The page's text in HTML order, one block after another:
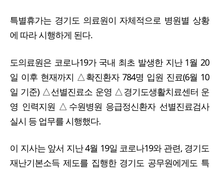
특별휴가는 경기도 의료원이 자체적으로 병원별 상황
에 따라 시행하게 된다.
도의료원은 코로나19가 국내 최초 발생한 지난 1월 20
일 이후 현재까지 △확진환자 784명 입원 진료(6월 10
일 기준) △선별진료소 운영 △경기도생활치료센터 운
영 인력지원 △수원병원 응급정신환자 선별진료검사
실시 등 업무를 시행했다.
이 지사는 앞서 지난 4월 19일 코로나19와 관련, 경기도
재난기본소득 제도를 집행한 경기도 공무원에게도 특